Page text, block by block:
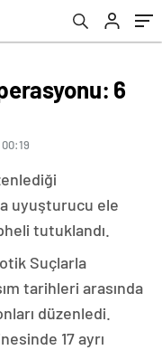
6
uyuşturucu ele
tutuklandı.
Suçlarla
tarihleri arasında
düzenledi.
17 ayrı